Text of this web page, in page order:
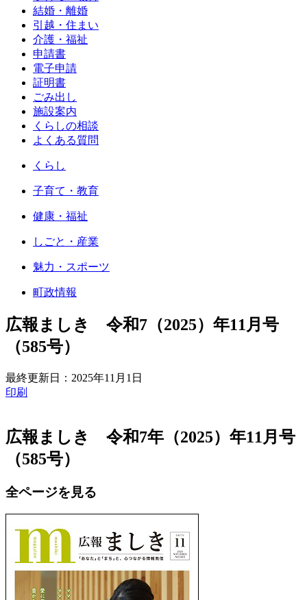
結婚・離婚
引越・住まい
介護・福祉
申請書
電子申請
証明書
ごみ出し
施設案内
くらしの相談
よくある質問
くらし
子育て・教育
健康・福祉
しごと・産業
魅力・スポーツ
町政情報
広報ましき 令和7（2025）年11月号
（585号）
最終更新日： 2025年11月1日
印刷
広報ましき 令和7年（2025）年11月号
（585号）
全ページを見る